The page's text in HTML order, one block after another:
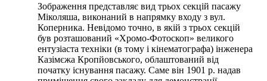
Зображення представляє вид трьох секцій пасажу
Міколяша, виконаний в напрямку входу з вул.
Коперника. Невідомо точно, в якій з трьох секцій
був розташований «Хромо-Фотоскоп» великого
ентузіаста техніки (в тому і кінематографа) інженера
Казімєжа Кропйовського, облаштований від
початку існування пасажу. Саме він 1901 р. надав